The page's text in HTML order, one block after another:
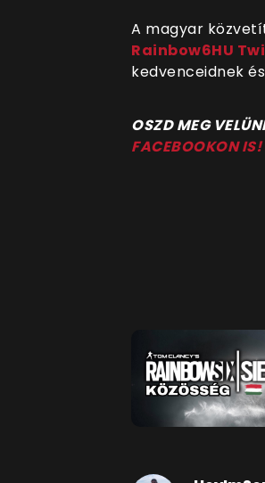
A magyar
Rainbow6HU
kedvenceidnek
OSZD MEG
FACEBOOKON IS!